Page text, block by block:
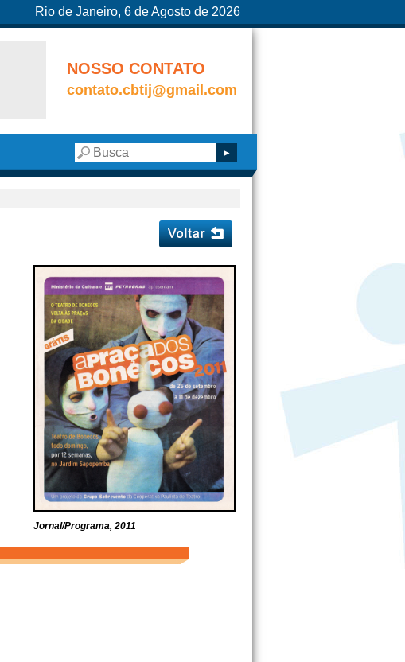
Rio de Janeiro, 6 de Agosto de 2026
NOSSO CONTATO
contato.cbtij@gmail.com
Jornal/Programa, 2011